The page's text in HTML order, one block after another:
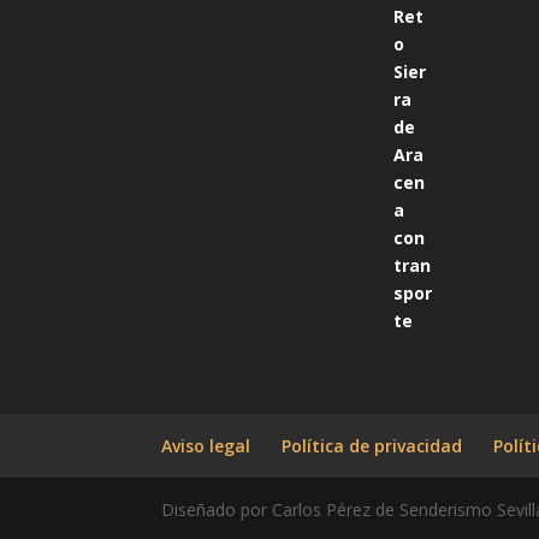
Aviso legal Política de privacidad
Diseñado por Carlos Pérez de Senderismo